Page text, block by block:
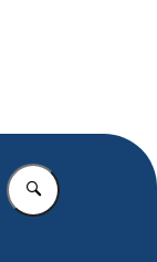
Vul in wat u